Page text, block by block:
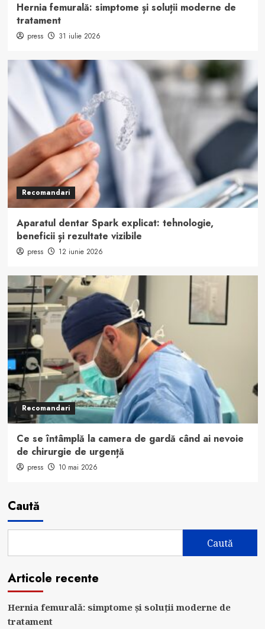
Hernia femurală: simptome și soluții moderne de
tratament
press 31 iulie 2026
Recomandari
Aparatul dentar Spark explicat: tehnologie,
beneficii și rezultate vizibile
press 12 iunie 2026
Recomandari
Ce se întâmplă la camera de gardă când ai nevoie
de chirurgie de urgență
press 10 mai 2026
Caută
Caută
Articole recente
Hernia femurală: simptome și soluții moderne de
tratament